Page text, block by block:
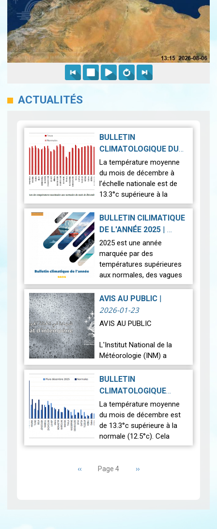
ACTUALITÉS
BULLETIN
CLIMATOLOGIQUE DU
MOIS DE DÉCEMBRE
2025|2026-01-30
La température moyenne
du mois de décembre à
l’échelle nationale est de
13.3°c supérieure à la
normale (12.5°c). Cela
indique un mois
relativement plus chaud
BULLETIN CILIMATIQUE
DE L'ANNÉE 2025
2026-01-23
2025 est une année
marquée par des
températures supérieures
aux normales, des vagues
de chaleur et des
précipitations localement
exceptionnelles avec des
AVIS AU PUBLIC
2026-01-23
AVIS AU PUBLIC
L'Institut National de la
Météorologie (INM) a
l'honneur d'informer son
aimable clientèle que pour
l'obtention d'un Certificat
compagnies…
BULLETIN
CLIMATOLOGIQUE
PRÉLIMINAIRE :
DÉCEMBRE 2025|
2026-01-13
La température moyenne
du mois de décembre est
de 13.3°c supérieure à la
normale (12.5°c). Cela
indique un mois
que la moyenne. L’analyse
Page
précédente
‹‹ Page 4 Page
››